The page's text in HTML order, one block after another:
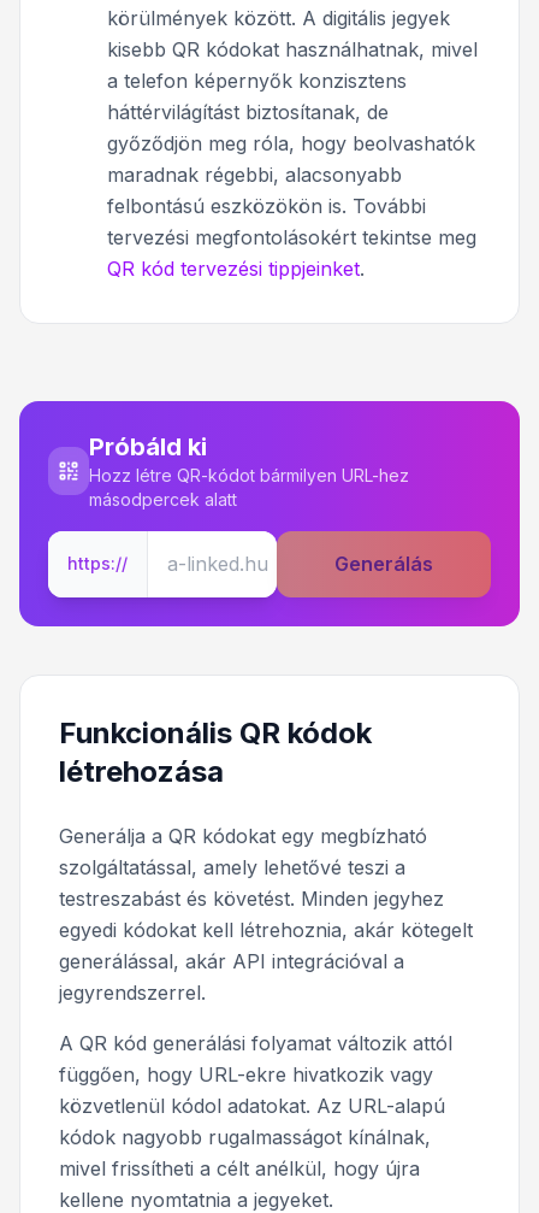
körülmények között. A digitális jegyek
kisebb QR kódokat használhatnak, mivel
a telefon képernyők konzisztens
háttérvilágítást biztosítanak, de
győződjön meg róla, hogy beolvashatók
maradnak régebbi, alacsonyabb
felbontású eszközökön is. További
tervezési megfontolásokért tekintse meg
QR kód tervezési tippjeinket.
Próbáld ki
Hozz létre QR-kódot bármilyen URL-hez
másodpercek alatt
https:// Generálás
Funkcionális QR kódok
létrehozása
Generálja a QR kódokat egy megbízható
szolgáltatással, amely lehetővé teszi a
testreszabást és követést. Minden jegyhez
egyedi kódokat kell létrehoznia, akár kötegelt
generálással, akár API integrációval a
jegyrendszerrel.
A QR kód generálási folyamat változik attól
függően, hogy URL-ekre hivatkozik vagy
közvetlenül kódol adatokat. Az URL-alapú
kódok nagyobb rugalmasságot kínálnak,
mivel frissítheti a célt anélkül, hogy újra
kellene nyomtatnia a jegyeket.